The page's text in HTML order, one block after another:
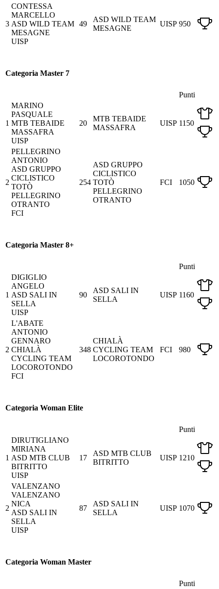
3
CONTESSA
MARCELLO
ASD WILD TEAM
MESAGNE
UISP
49
ASD WILD TEAM
MESAGNE
UISP 950
Categoria Master 7
Punti
1
MARINO
PASQUALE
MTB TEBAIDE
MASSAFRA
UISP
20
MTB TEBAIDE
MASSAFRA
UISP 1150
2
PELLEGRINO
ANTONIO
ASD GRUPPO
CICLISTICO
TOTÒ
PELLEGRINO
OTRANTO
FCI
254
ASD GRUPPO
CICLISTICO
TOTÒ
PELLEGRINO
OTRANTO
FCI 1050
Categoria Master 8+
Punti
1
DIGIGLIO
ANGELO
ASD SALI IN
SELLA
UISP
90
ASD SALI IN
SELLA
UISP 1160
2
L'ABATE
ANTONIO
GENNARO
CHIALÀ
CYCLING TEAM
LOCOROTONDO
FCI
348
CHIALÀ
CYCLING TEAM
LOCOROTONDO
FCI 980
Categoria Woman Elite
Punti
1
DIRUTIGLIANO
MIRIANA
ASD MTB CLUB
BITRITTO
UISP
17
ASD MTB CLUB
BITRITTO
UISP 1210
2
VALENZANO
VALENZANO
NICA
ASD SALI IN
SELLA
UISP
87
ASD SALI IN
SELLA
UISP 1070
Categoria Woman Master
Punti